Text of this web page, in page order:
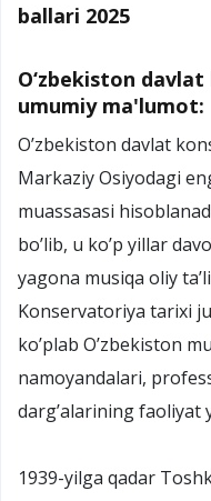
ballari 2025
O‘zbekiston
umumiy ma'lumot:
O’zbekiston davlat
Markaziy Osiyodagi
muassasasi
bo’lib, u ko’p yillar
yagona musiqa oliy
Konservatoriya tarixi
ko’plab O’zbekiston
namoyandalari,
darg’alarining faoliyat
1939-yilga qadar